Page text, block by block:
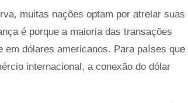
muitas nações optam por atrelar suas
é porque a maioria das transações
dólares americanos. Para países que
internacional, a conexão do dólar